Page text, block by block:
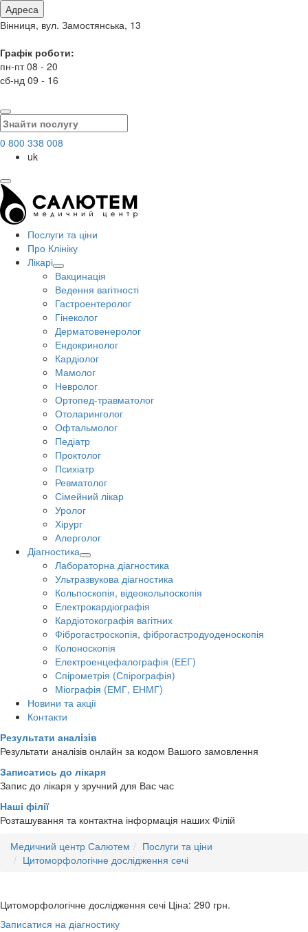
Адреса
Вінниця, вул. Замостянська, 13
Графік роботи:
пн-пт 08 - 20
сб-нд 09 - 16
0 800 338 008
uk
Послуги та ціни
Про Клініку
Лікарі
Вакцинація
Ведення вагітності
Гастроентеролог
Гінеколог
Дерматовенеролог
Ендокринолог
Кардіолог
Мамолог
Невролог
Ортопед-травматолог
Отоларинголог
Офтальмолог
Педіатр
Проктолог
Психіатр
Ревматолог
Сімейний лікар
Уролог
Хірург
Алерголог
Діагностика
Лабораторна діагностика
Ультразвукова діагностика
Кольпоскопія, відеокольпоскопія
Електрокардіографія
Кардіотокографія вагітних
Фіброгастроскопія, фіброгастродуоденоскопія
Колоноскопія
Електроенцефалографія (ЕЕГ)
Спірометрія (Спірографія)
Міографія (ЕМГ, ЕНМГ)
Новини та акції
Контакти
Результати аналiзiв
Результати аналізів онлайн за кодом Вашого замовлення
Записатись до лікаря
Запис до лікаря у зручний для Вас час
Наші філії
Розташування та контактна інформація наших Філій
Медичний центр Салютем
Послуги та ціни
Цитоморфологічне дослідження сечі
Цитоморфологічне дослідження сечі Ціна: 290 грн.
Записатися на діагностику